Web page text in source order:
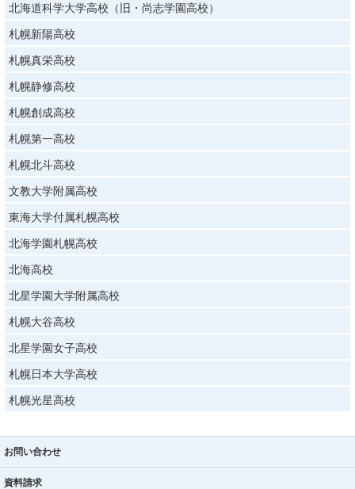
北海道科学大学高校（旧・尚志学園高校）
札幌新陽高校
札幌真栄高校
札幌静修高校
札幌創成高校
札幌第一高校
札幌北斗高校
文教大学附属高校
東海大学付属札幌高校
北海学園札幌高校
北海高校
北星学園大学附属高校
札幌大谷高校
北星学園女子高校
札幌日本大学高校
札幌光星高校
お問い合わせ
資料請求